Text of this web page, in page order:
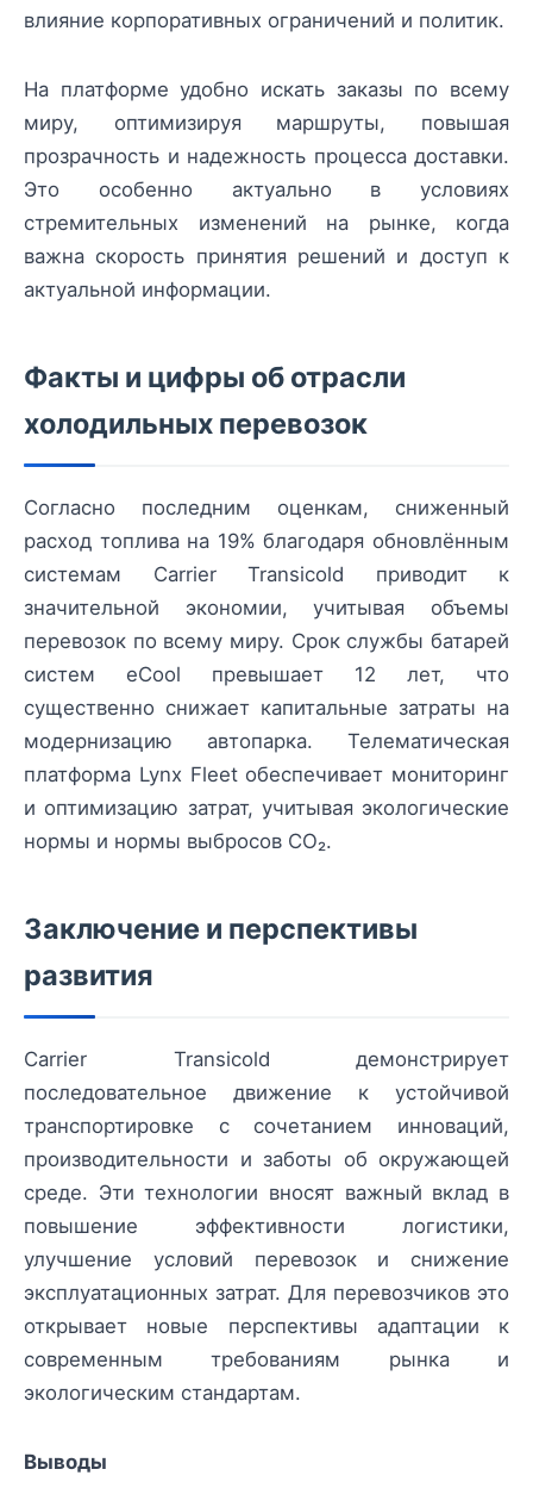
влияние корпоративных ограничений и политик.
На платформе удобно искать заказы по всему
миру, оптимизируя маршруты, повышая
прозрачность и надежность процесса доставки.
Это особенно актуально в условиях
стремительных изменений на рынке, когда
важна скорость принятия решений и доступ к
актуальной информации.
Факты и цифры об отрасли
холодильных перевозок
Согласно последним оценкам, сниженный
расход топлива на 19% благодаря обновлённым
системам Carrier Transicold приводит к
значительной экономии, учитывая объемы
перевозок по всему миру. Срок службы батарей
систем eCool превышает 12 лет, что
существенно снижает капитальные затраты на
модернизацию автопарка. Телематическая
платформа Lynx Fleet обеспечивает мониторинг
и оптимизацию затрат, учитывая экологические
нормы и нормы выбросов CO₂.
Заключение и перспективы
развития
Carrier Transicold демонстрирует
последовательное движение к устойчивой
транспортировке с сочетанием инноваций,
производительности и заботы об окружающей
среде. Эти технологии вносят важный вклад в
повышение эффективности логистики,
улучшение условий перевозок и снижение
эксплуатационных затрат. Для перевозчиков это
открывает новые перспективы адаптации к
современным требованиям рынка и
экологическим стандартам.
Выводы